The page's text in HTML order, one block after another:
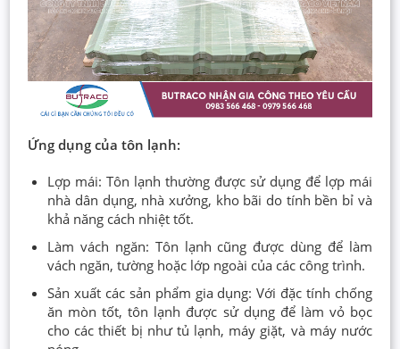
Ứng dụng của tôn lạnh:
Lợp mái: Tôn lạnh thường được sử dụng để lợp mái
nhà dân dụng, nhà xưởng, kho bãi do tính bền bỉ và
khả năng cách nhiệt tốt.
Làm vách ngăn: Tôn lạnh cũng được dùng để làm
vách ngăn, tường hoặc lớp ngoài của các công trình.
Sản xuất các sản phẩm gia dụng: Với đặc tính chống
ăn mòn tốt, tôn lạnh được sử dụng để làm vỏ bọc
cho các thiết bị như tủ lạnh, máy giặt, và máy nước